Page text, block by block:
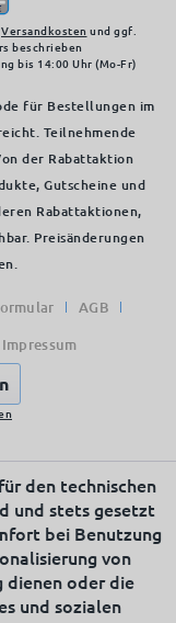
Versandkosten und ggf.
beschrieben
bis 14:00 Uhr (Mo-Fr)
für Bestellungen im
Teilnehmende
der Rabattaktion
Gutscheine und
Rabattaktionen,
Preisänderungen
AGB
Impressum
den technischen
und stets gesetzt
bei Benutzung
von
dienen oder die
und sozialen